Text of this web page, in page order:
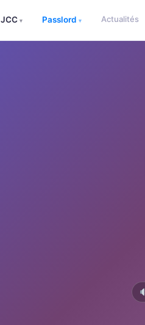
JCC ▾ Passlord ▾ Actualités